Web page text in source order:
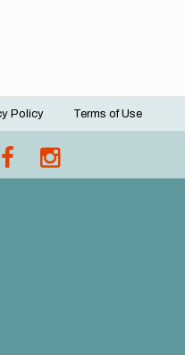
Policy Terms of Use